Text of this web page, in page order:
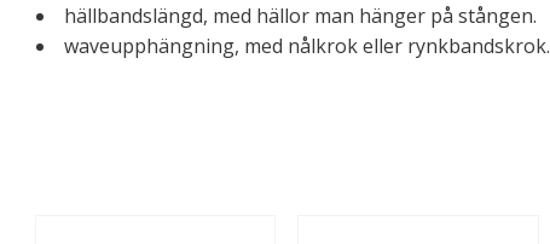
hällbandslängd, med hällor man hänger på stången.
waveupphängning, med nålkrok eller rynkbandskrok.